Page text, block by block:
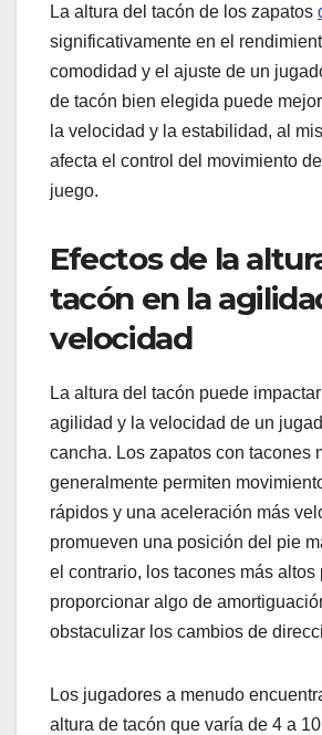
La altura del tacón de los zapatos
significativamente en el
comodidad y el ajuste de un
de tacón bien elegida puede
la velocidad y la estabilidad, al
afecta el control del movimiento
juego.
Efectos de la
tacón en la
velocidad
La altura del tacón puede
agilidad y la velocidad de un
cancha. Los zapatos con tacones
generalmente permiten
rápidos y una aceleración más
promueven una posición del pie
el contrario, los tacones más altos
proporcionar algo de
obstaculizar los cambios de
Los jugadores a menudo
altura de tacón que varía de 4 a